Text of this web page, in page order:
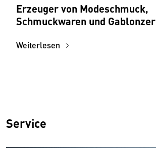
Erzeuger von Modeschmuck,
Schmuckwaren und Gablonzer
Weiterlesen
Service